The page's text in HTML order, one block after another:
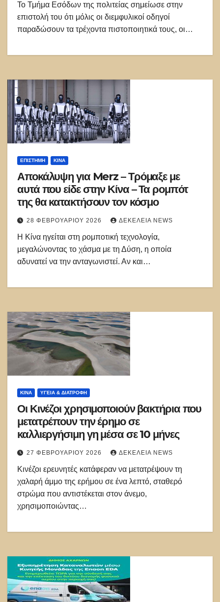
Το Τμήμα Εσόδων της πολιτείας σημείωσε στην
επιστολή του ότι μόλις οι διεμφυλικοί οδηγοί
παραδώσουν τα τρέχοντα πιστοποιητικά τους, οι…
ΕΠΙΣΤΉΜΗ ΚΊΝΑ
Αποκάλυψη για Merz – Τρόμαξε με
αυτά που είδε στην Κίνα – Τα ρομπότ
της θα κατακτήσουν τον κόσμο
28 ΦΕΒΡΟΥΑΡΊΟΥ 2026 ΔΕΚΈΛΕΙΑ NEWS
Η Κίνα ηγείται στη ρομποτική τεχνολογία,
μεγαλώνοντας το χάσμα με τη Δύση, η οποία
αδυνατεί να την ανταγωνιστεί. Αν και…
ΚΊΝΑ ΥΓΕΙΑ & ΔΙΑΤΡΟΦΗ
Οι Κινέζοι χρησιμοποιούν βακτήρια που
μετατρέπουν την έρημο σε
καλλιεργήσιμη γη μέσα σε 10 μήνες
27 ΦΕΒΡΟΥΑΡΊΟΥ 2026 ΔΕΚΈΛΕΙΑ NEWS
Κινέζοι ερευνητές κατάφεραν να μετατρέψουν τη
χαλαρή άμμο της ερήμου σε ένα λεπτό, σταθερό
στρώμα που αντιστέκεται στον άνεμο,
χρησιμοποιώντας…